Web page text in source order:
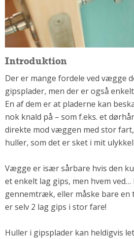
HANDYMAN
Tips Og Tricks
Kemi
Andet
Båd
GARTNER
Beplantning
Belægning
Skadedyr
RENGØRING
Rengøring Af Overflader
Pletleksikon
Introduktion
Der er mange fordele ved vægge
gipsplader, men der er også
En af dem er at pladerne kan
nok knald på – som f.eks. et
direkte mod væggen med stor
huller, som det er sket i mit
Vægge er især sårbare hvis den
et enkelt lag gips, men hvem
gennemtræk, eller måske bare en
er selv 2 lag gips i stor fare!
Huller i gipsplader kan heldigvis